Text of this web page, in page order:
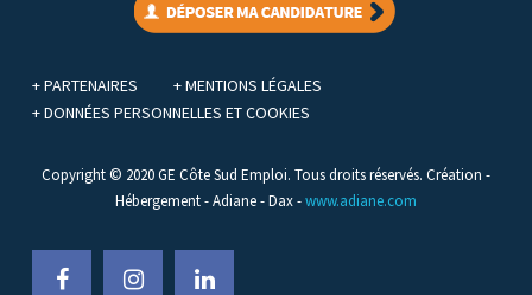
+ PARTENAIRES
+ MENTIONS LÉGALES
+ DONNÉES PERSONNELLES ET COOKIES
Copyright © 2020 GE Côte Sud Emploi. Tous droits réservés. Création -
Hébergement - Adiane - Dax -www.adiane.com